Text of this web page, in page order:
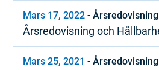
Mars 17, 2022 -Årsredovisning
Årsredovisning och
Mars 25, 2021 -Årsredovisning